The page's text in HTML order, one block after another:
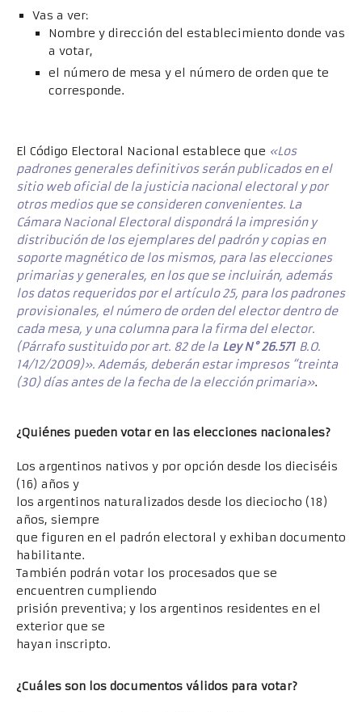
Vas a ver:
Nombre y dirección del establecimiento donde vas
a votar,
el número de mesa y el número de orden que te
corresponde.
El Código Electoral Nacional establece que «Los
padrones generales definitivos serán publicados en el
sitio web oficial de la justicia nacional electoral y por
otros medios que se consideren convenientes. La
Cámara Nacional Electoral dispondrá la impresión y
distribución de los ejemplares del padrón y copias en
soporte magnético de los mismos, para las elecciones
primarias y generales, en los que se incluirán, además
los datos requeridos por el artículo 25, para los padrones
provisionales, el número de orden del elector dentro de
cada mesa, y una columna para la firma del elector.
(Párrafo sustituido por art. 82 de la Ley N° 26.571B.O.
14/12/2009)». Además, deberán estar impresos “treinta
(30) días antes de la fecha de la elección primaria».
¿Quiénes pueden votar en las elecciones nacionales?
Los argentinos nativos y por opción desde los dieciséis
(16) años y
los argentinos naturalizados desde los dieciocho (18)
años, siempre
que figuren en el padrón electoral y exhiban documento
habilitante.
También podrán votar los procesados que se
encuentren cumpliendo
prisión preventiva; y los argentinos residentes en el
exterior que se
hayan inscripto.
¿Cuáles son los documentos válidos para votar?